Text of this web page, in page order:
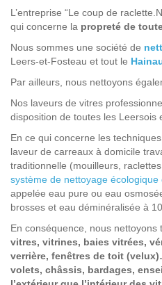
L’entreprise “Le coup de
qui concerne la propreté de
Nous sommes une société de
Leers-et-Fosteau et tout le
Par ailleurs, nous nettoyons
Nos laveurs de vitres
disposition de toutes les Leersois
En ce qui concerne les
laveur de carreaux à domicile
traditionnelle (mouilleurs,
système de nettoyage écologique
appelée eau pure ou eau
brosses et eau déminéralisée à
En conséquence, nous nettoyons
vitres, vitrines, baies vitrées,
verrière, fenêtres de toit
volets, châssis, bardages,